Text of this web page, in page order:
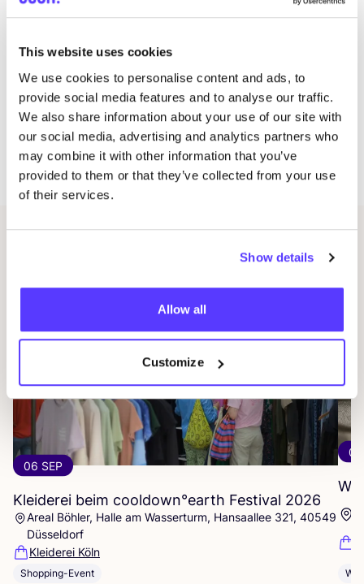
This website uses cookies
We use cookies to personalise content and ads, to
provide social media features and to analyse our traffic.
We also share information about your use of our site with
our social media, advertising and analytics partners who
may combine it with other information that you’ve
provided to them or that they’ve collected from your use
of their services.
Show details
Allow all
Customize
Een krach­ti­ge her­in­ne­ring dat in de mode het ein­de
kan zijn.
Praktische Informatie
Wan­neer: 4–7juni2026,10:00–18:00
Waar:Souâd Feria­ni Flag­ship­s­to­re, Leo­pold­stra­
at, Antwerpen
Prijs:
Gratis
Ähnliche Veranstaltungen
06 SEP
Kleiderei beim cooldown°earth Festival 2026
Areal Böhler, Halle am Wasserturm, Hansaallee 321, 40549
Düsseldorf
Kleiderei Köln
Shopping-Event
09